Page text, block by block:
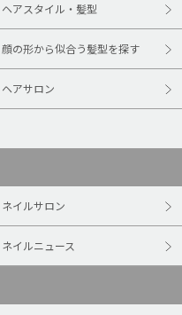
ヘアスタイル・髪型
顔の形から似合う髪型を探す
ヘアサロン
ネイルサロン
ネイルニュース